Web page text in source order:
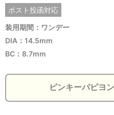
ポスト投函対応
装用期間：ワンデー
DIA：14.5mm
BC：8.7mm